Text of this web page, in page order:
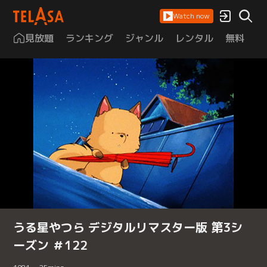
Watch now
見放題 ランキング ジャンル レンタル 無料
うる星やつら デジタルリマスター版 第3シ
ーズン ＃122